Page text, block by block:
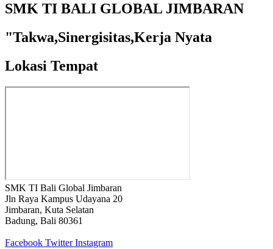
SMK TI BALI GLOBAL JIMBARAN
"Takwa,Sinergisitas,Kerja Nyata
Lokasi Tempat
SMK TI Bali Global Jimbaran
Jln Raya Kampus Udayana 20
Jimbaran, Kuta Selatan
Badung, Bali 80361
Facebook Twitter Instagram